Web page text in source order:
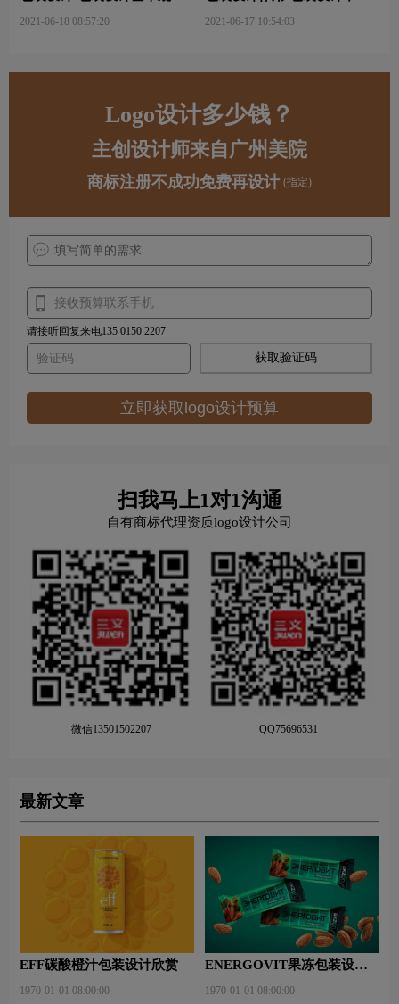
2021-06-18 08:57:20 2021-06-17 10:54:03
Logo设计多少钱？
主创设计师来自广州美院
商标注册不成功免费再设计 (指定)
请接听回复来电135 0150 2207
获取验证码
立即获取logo设计预算
扫我马上1对1沟通
自有商标代理资质logo设计公司
微信13501502207 QQ75696531
最新文章
EFF碳酸橙汁包装设计欣赏
1970-01-01 08:00:00
ENERGOVIT果冻包装设计
1970-01-01 08:00:00